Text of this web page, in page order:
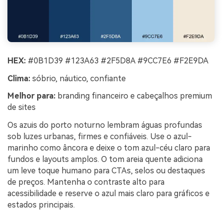
HEX: #0B1D39 #123A63 #2F5D8A #9CC7E6 #F2E9DA
Clima: sóbrio, náutico, confiante
Melhor para: branding financeiro e cabeçalhos premium
de sites
Os azuis do porto noturno lembram águas profundas
sob luzes urbanas, firmes e confiáveis. Use o azul-
marinho como âncora e deixe o tom azul-céu claro para
fundos e layouts amplos. O tom areia quente adiciona
um leve toque humano para CTAs, selos ou destaques
de preços. Mantenha o contraste alto para
acessibilidade e reserve o azul mais claro para gráficos e
estados principais.